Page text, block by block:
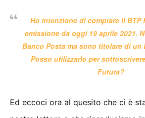
Ho intenzione di comprare il BTP
emissione da oggi 19 aprile 2021.
Banco Posta ma sono titolare di un
Posso utilizzarlo per
Futura?
Ed eccoci ora al quesito che ci è